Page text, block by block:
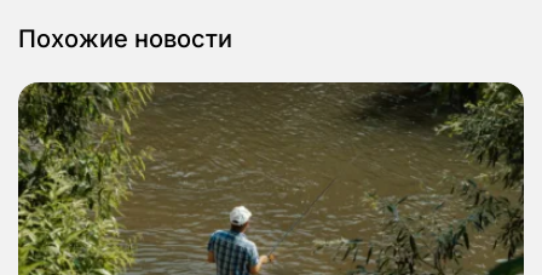
Похожие новости